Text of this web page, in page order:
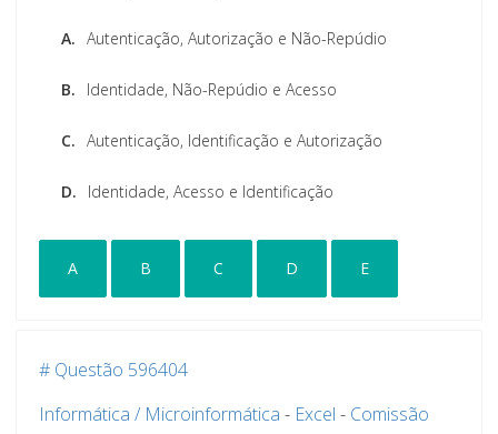
A. Autenticação, Autorização e Não-Repúdio
B. Identidade, Não-Repúdio e Acesso
C. Autenticação, Identificação e Autorização
D. Identidade, Acesso e Identificação
A B C D E
# Questão 596404
Informática / Microinformática - Excel - Comissão